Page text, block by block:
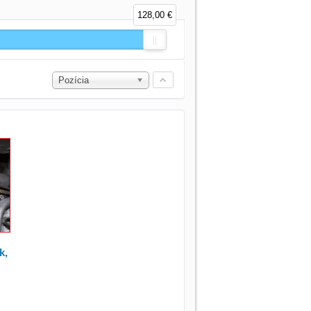
128,00 €
Pozícia